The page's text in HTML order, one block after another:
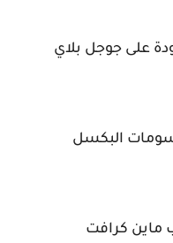
على جوجل بلاي
البكسل
ماين كرافت